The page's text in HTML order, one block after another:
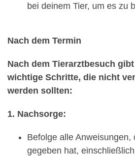
bei deinem Tier, um es zu
Nach dem Termin
Nach dem Tierarztbesuch
wichtige Schritte, die nicht
werden sollten:
1. Nachsorge:
Befolge alle Anweisungen,
gegeben hat,